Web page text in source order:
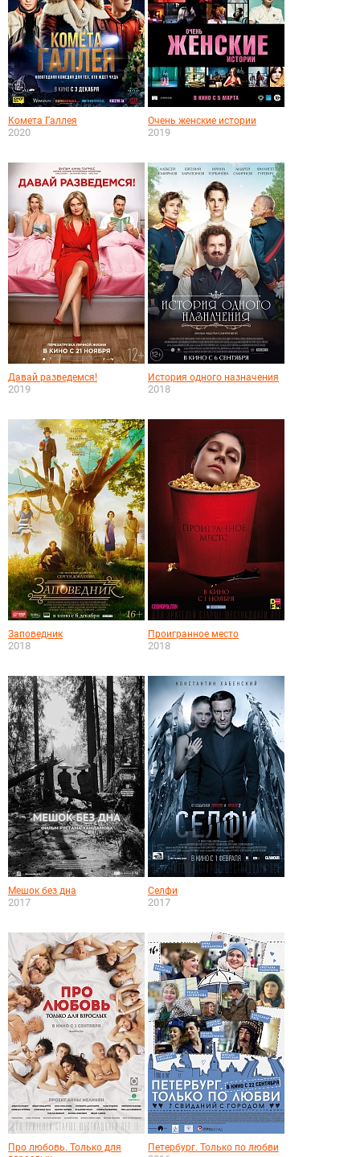
Комета Галлея
2020
Очень женские истории
2019
Давай разведемся!
2019
История одного назначения
2018
Заповедник
2018
Проигранное место
2018
Мешок без дна
2017
Селфи
2017
Про любовь. Только для
Петербург. Только по любви